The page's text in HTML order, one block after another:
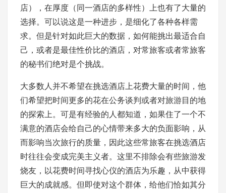
店），在厚度（同一酒店的多样性）上也有了大量的
选择。可以说这是一种进步，是细化了各种各样需
求。但是针对如此巨大的数据，如何能挑出最适合自
己，或者是最佳性价比的酒店，对常旅客或者常旅客
的秘书们绝对是个挑战。
大多数人并不希望在挑选酒店上花费大量的时间，他
们希望把时间更多的花在公务谈判或者对旅游目的地
的探索上。可是有经验的人都知道，如果住了一个不
满意的酒店会给自己的心情带来多大的负面影响，从
而影响当次旅行的质量，因此这些常旅客在挑选酒店
时往往会变成完美主义者。这里不排除会有些旅游发
烧友，以花费时间寻找心仪的酒店为乐趣，从中获得
巨大的成就感。但即使对这个群体，给他们恰如其分